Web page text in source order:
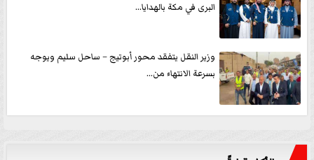
البرى في مكة بالهدايا...
وزير النقل يتفقد محور أبوتيج – ساحل سليم ويوجه
بسرعة الانتهاء من...